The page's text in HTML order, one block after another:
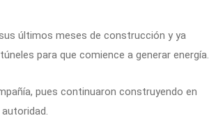
últimos meses de construcción y ya
para que comience a generar energía.
pues continuaron construyendo en